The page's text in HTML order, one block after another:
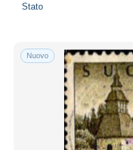
Stato
Nuovo